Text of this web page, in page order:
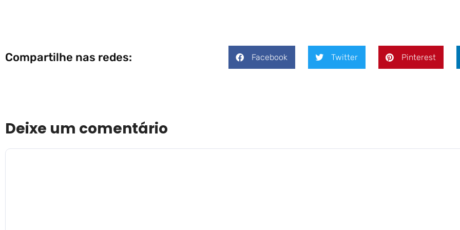
Compartilhe nas redes: Facebook Twitter Pinterest
Deixe um comentário